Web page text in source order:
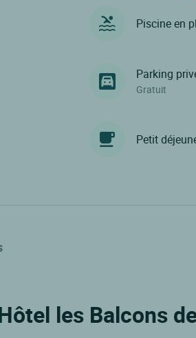
Piscine en
Parking
Gratuit
Petit
les Balcons